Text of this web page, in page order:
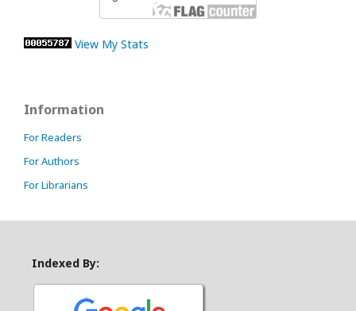
View My Stats
Information
For Readers
For Authors
For Librarians
Indexed By: